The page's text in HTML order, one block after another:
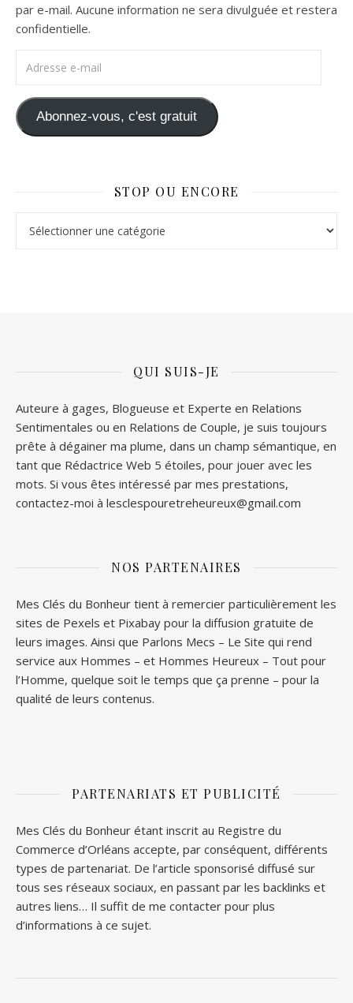
par e-mail. Aucune information ne sera divulguée et restera
confidentielle.
Abonnez-vous, c'est gratuit
STOP OU ENCORE
QUI SUIS-JE
Auteure à gages, Blogueuse et Experte en Relations
Sentimentales ou en Relations de Couple, je suis toujours
prête à dégainer ma plume, dans un champ sémantique, en
tant que Rédactrice Web 5 étoiles, pour jouer avec les
mots. Si vous êtes intéressé par mes prestations,
contactez-moi à lesclespouretreheureux@gmail.com
NOS PARTENAIRES
Mes Clés du Bonheur tient à remercier particulièrement les
sites de Pexels et Pixabay pour la diffusion gratuite de
leurs images. Ainsi que Parlons Mecs – Le Site qui rend
service aux Hommes – et Hommes Heureux – Tout pour
l’Homme, quelque soit le temps que ça prenne – pour la
qualité de leurs contenus.
PARTENARIATS ET PUBLICITÉ
Mes Clés du Bonheur étant inscrit au Registre du
Commerce d’Orléans accepte, par conséquent, différents
types de partenariat. De l’article sponsorisé diffusé sur
tous ses réseaux sociaux, en passant par les backlinks et
autres liens… Il suffit de me contacter pour plus
d’informations à ce sujet.